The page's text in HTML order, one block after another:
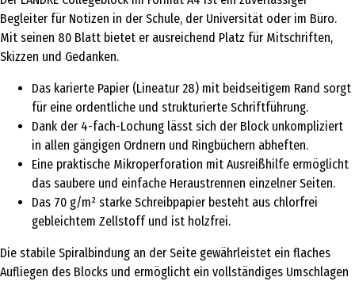
Begleiter für Notizen in der Schule, der Universität oder im Büro.
Mit seinen 80 Blatt bietet er ausreichend Platz für Mitschriften,
Skizzen und Gedanken.
Das karierte Papier (Lineatur 28) mit beidseitigem Rand sorgt
für eine ordentliche und strukturierte Schriftführung.
Dank der 4-fach-Lochung lässt sich der Block unkompliziert
in allen gängigen Ordnern und Ringbüchern abheften.
Eine praktische Mikroperforation mit Ausreißhilfe ermöglicht
das saubere und einfache Heraustrennen einzelner Seiten.
Das 70 g/m² starke Schreibpapier besteht aus chlorfrei
gebleichtem Zellstoff und ist holzfrei.
Die stabile Spiralbindung an der Seite gewährleistet ein flaches
Aufliegen des Blocks und ermöglicht ein vollständiges Umschlagen